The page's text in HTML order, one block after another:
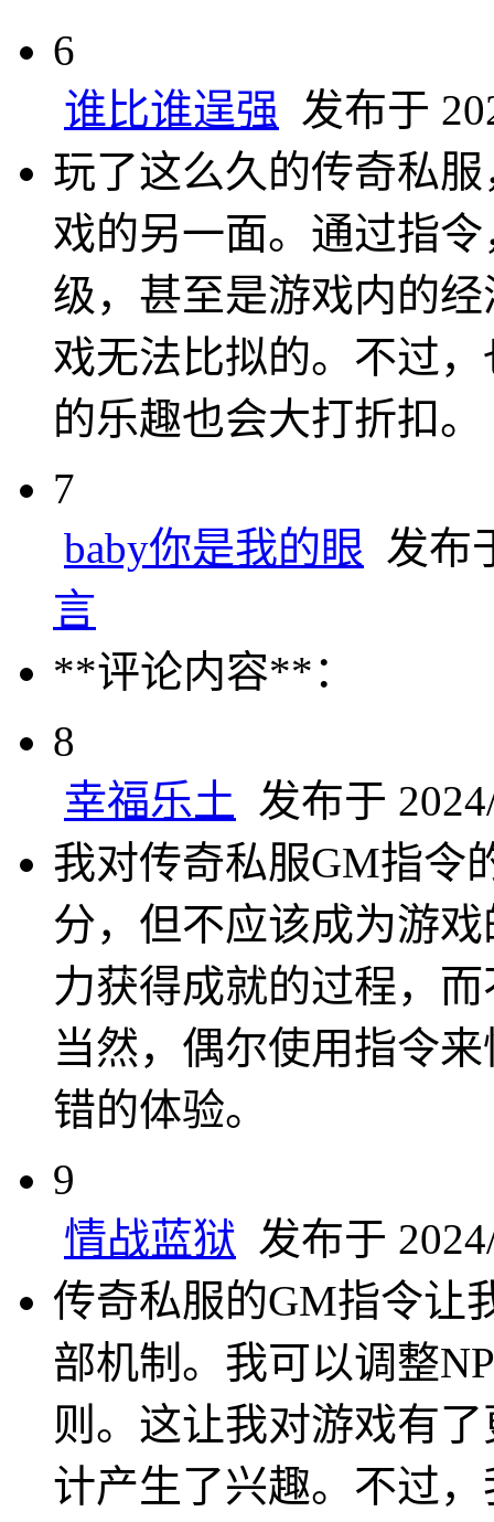
6
谁比谁逞强 发布于
玩了这么久的传奇私
戏的另一面。通过指
级，甚至是游戏内的
戏无法比拟的。不过
的乐趣也会大打折扣。
7
baby你是我的眼 发布
言
**评论内容**：
8
幸福乐土 发布于
我对传奇私服GM指令
分，但不应该成为游
力获得成就的过程，
当然，偶尔使用指令
错的体验。
9
情战蓝狱 发布于
传奇私服的GM指令让
部机制。我可以调整
则。这让我对游戏有
计产生了兴趣。不过